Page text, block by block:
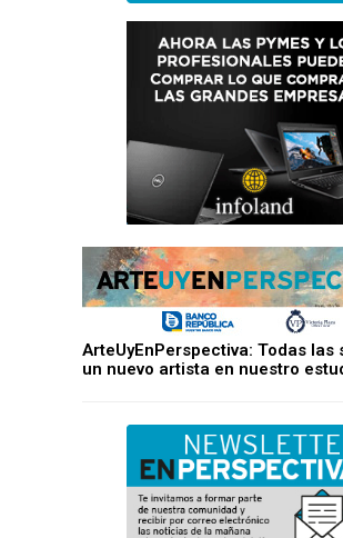
ArteUyEnPerspectiva: Todas las
un nuevo artista en nuestro